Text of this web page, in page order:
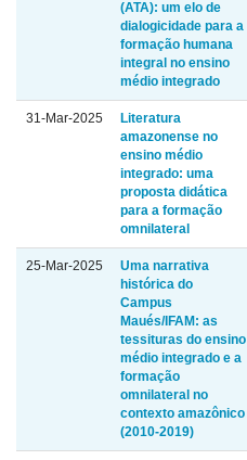
(ATA): um elo de
dialogicidade para a
formação humana
integral no ensino
médio integrado
31-Mar-2025
Literatura
amazonense no
ensino médio
integrado: uma
proposta didática
para a formação
omnilateral
25-Mar-2025
Uma narrativa
histórica do
Campus
Maués/IFAM: as
tessituras do ensino
médio integrado e a
formação
omnilateral no
contexto amazônico
(2010-2019)